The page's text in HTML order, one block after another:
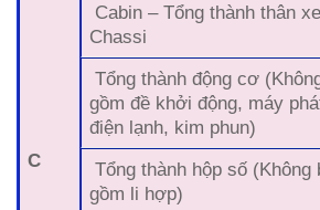
C
Cabin – Tổng thành thân xe
Chassi
Tổng thành động cơ
gồm đề khởi động, máy
điện lạnh, kim phun)
Tổng thành hộp số (Không
gồm li hợp)